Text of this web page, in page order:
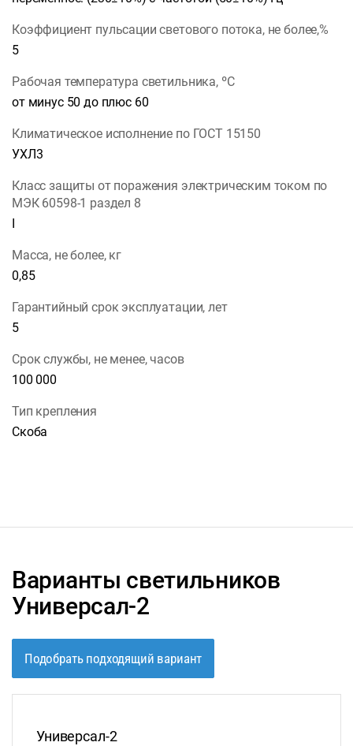
Коэффициент пульсации светового потока, не более,%
5
Рабочая температура светильника, ºС
от минус 50 до плюс 60
Климатическое исполнение по ГОСТ 15150
УХЛ3
Класс защиты от поражения электрическим током по
МЭК 60598-1 раздел 8
Масса, не более, кг
0,85
Гарантийный срок эксплуатации, лет
5
Срок службы, не менее, часов
100 000
Тип крепления
Скоба
Варианты светильников
Универсал-2
Подобрать подходящий вариант
Универсал-2